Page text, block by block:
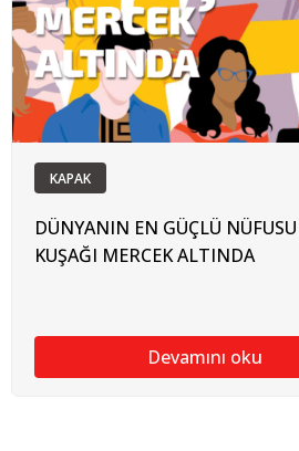
KAPAK
DÜNYANIN EN GÜÇLÜ
KUŞAĞI MERCEK ALTINDA
Devamını oku